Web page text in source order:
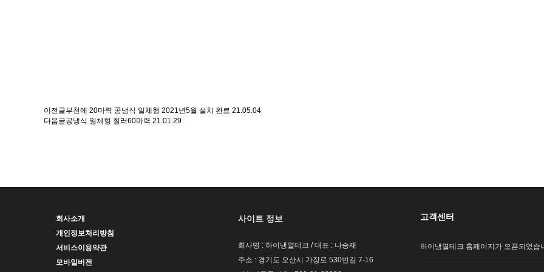
이전글부천에 20마력 공냉식 일체형 2021년5월 설치 완료 21.05.04
다음글공냉식 일체형 칠러60마력 21.01.29
회사소개
개인정보처리방침
서비스이용약관
모바일버전
사이트 정보
회사명 : 하이냉열테크 / 대표 : 나승재
주소 : 경기도 오산시 가장로 530번길 7-16
고객센터
하이냉열테크 홈페이지가 오픈되었